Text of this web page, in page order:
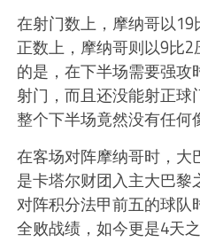
在射门数上，摩纳哥以
正数上，摩纳哥则以9比
的是，在下半场需要强
射门，而且还没能射正
整个下半场竟然没有任何
在客场对阵摩纳哥时，
是卡塔尔财团入主大巴
对阵积分法甲前五的球
全败战绩，如今更是4天